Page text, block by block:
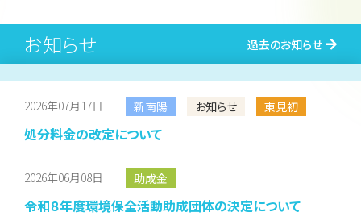
お知らせ 過去のお知らせ
2026年07月17日 新南陽 お知らせ 東見初
処分料金の改定について
2026年06月08日 助成金
令和８年度環境保全活動助成団体の決定について